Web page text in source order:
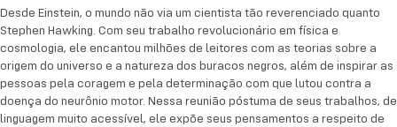
do prêmio Nobel de Física — e posfácio comovente
de Lucy Hawking, filha do autor,Breves respostas
para grandes questõesnão é apenas a última
mensagem de um grande gênio: é seu presente final
para a humanidade. Um vislumbre de sua genialidade
e de seu legado, dignos de um verdadeiro mestre do
Desde Einstein, o mundo não via um cientista tão reverenciado quanto
Stephen Hawking. Com seu trabalho revolucionário em física e
cosmologia, ele encantou milhões de leitores com as teorias sobre a
origem do universo e a natureza dos buracos negros, além de inspirar as
pessoas pela coragem e pela determinação com que lutou contra a
doença do neurônio motor. Nessa reunião póstuma de seus trabalhos, de
linguagem muito acessível, ele expõe seus pensamentos a respeito de